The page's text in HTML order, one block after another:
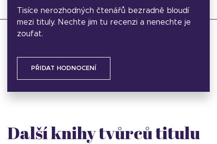
Tisíce nerozhodných čtenářů bezradně bloudí
mezi tituly. Nechte jim tu recenzi a nenechte je
zoufat.
PŘIDAT HODNOCENÍ
Další knihy tvůrců titulu